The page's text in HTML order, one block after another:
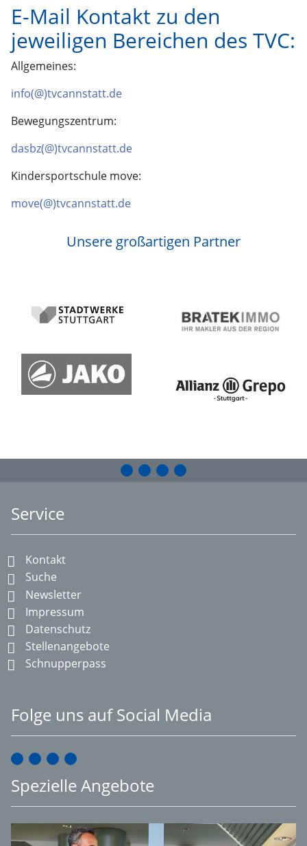
Kindersportschule move:
move(@)tvcannstatt.de
Unsere großartigen Partner
Service
Kontakt
Suche
Newsletter
Impressum
Datenschutz
Stellenangebote
Schnupperpass
Folge uns auf Social Media
Spezielle Angebote